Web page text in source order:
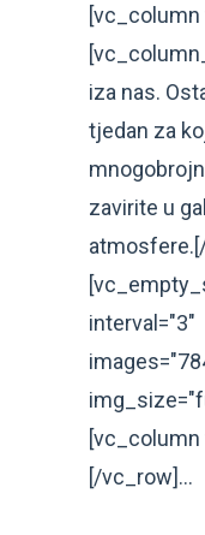
iza nas.
tjedan za
zavirite u
interval="3"
[/vc_row]...